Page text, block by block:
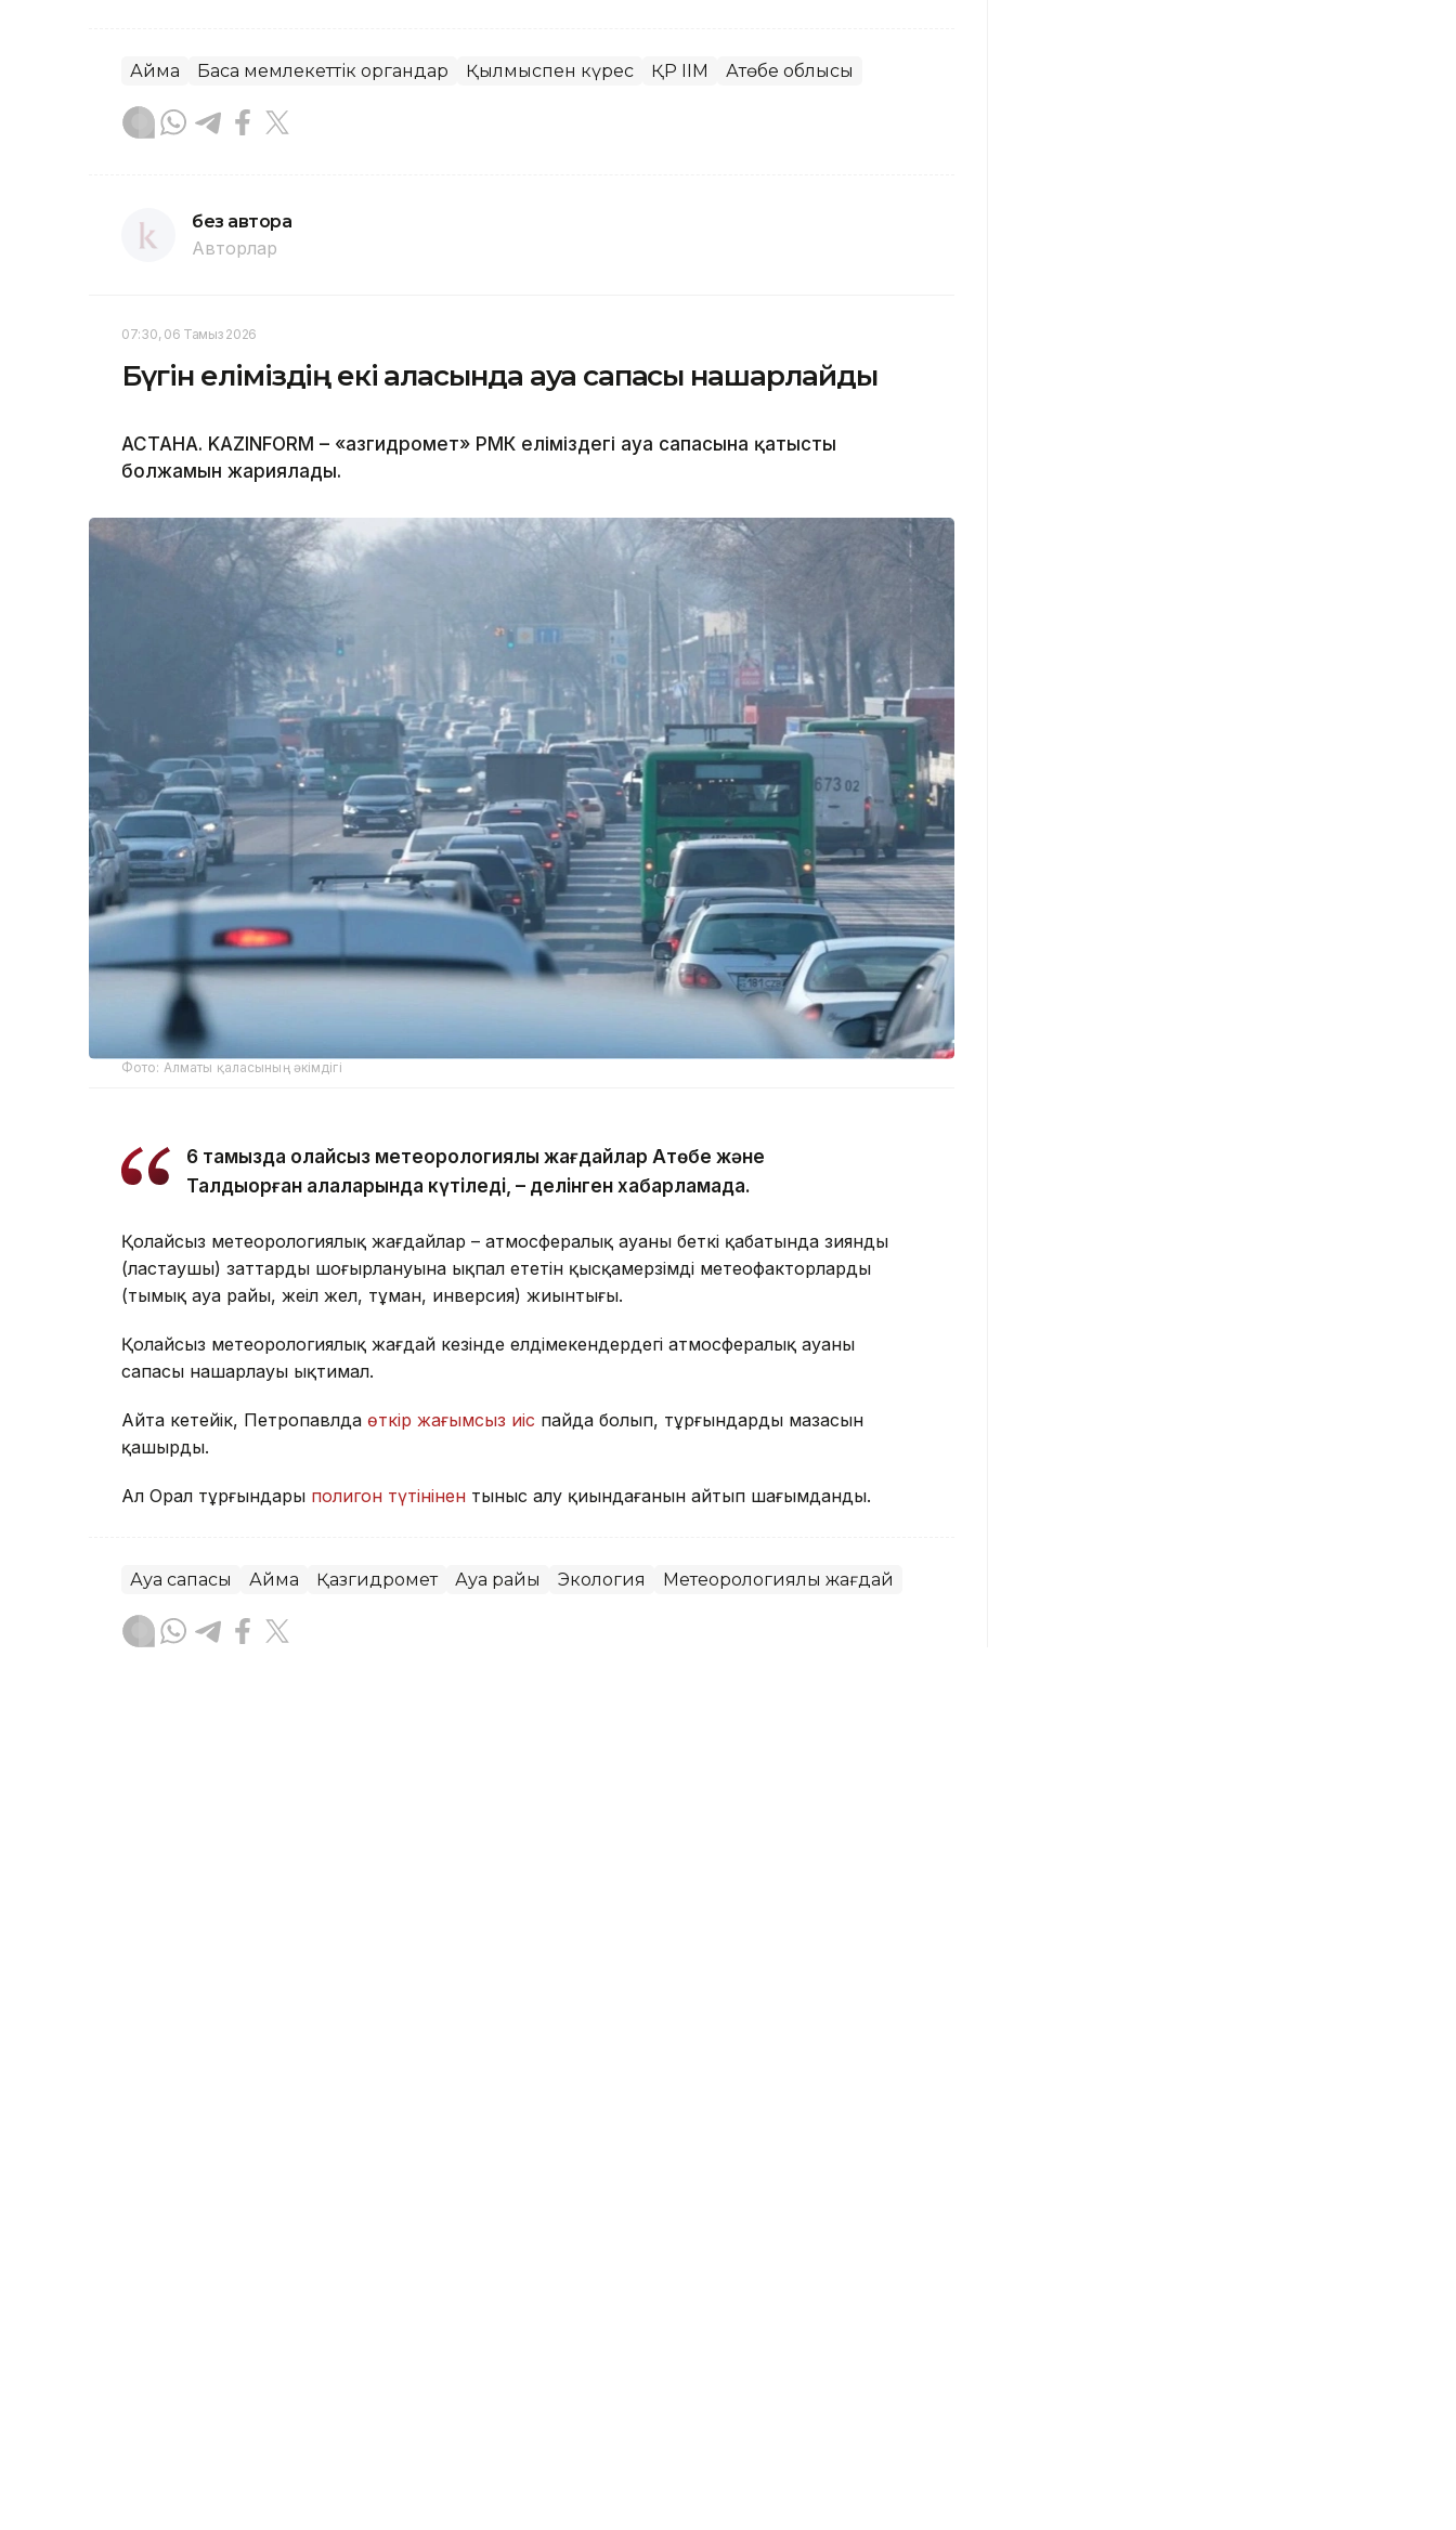
Аймақ Басқа мемлекеттік органдар Қылмыспен күрес ҚР ІІМ Ақтөбе облысы
без автора
Авторлар
07:30, 06 Тамыз 2026
Бүгін еліміздің екі қаласында ауа сапасы нашарлайды
АСТАНА. KAZINFORM – «Қазгидромет» РМК еліміздегі ауа сапасына қатысты
болжамын жариялады.
Фото: Алматы қаласының әкімдігі
6 тамызда қолайсыз метеорологиялық жағдайлар Ақтөбе және
Талдықорған қалаларында күтіледі, – делінген хабарламада.
Қолайсыз метеорологиялық жағдайлар – атмосфералық ауаның беткі қабатында зиянды
(ластаушы) заттардың шоғырлануына ықпал ететін қысқамерзімді метеофакторлардың
(тымық ауа райы, жеңіл жел, тұман, инверсия) жиынтығы.
Қолайсыз метеорологиялық жағдай кезінде елдімекендердегі атмосфералық ауаның
сапасы нашарлауы ықтимал.
Айта кетейік, Петропавлда өткір жағымсыз иіс пайда болып, тұрғындардың мазасын
қашырды.
Ал Орал тұрғындары полигон түтінінен тыныс алу қиындағанын айтып шағымданды.
Ауа сапасы Аймақ Қазгидромет Ауа райы Экология Метеорологиялық жағдай